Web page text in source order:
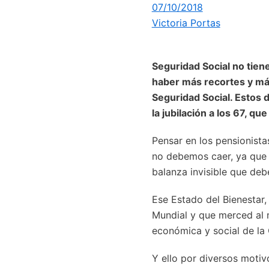
07/10/2018
Victoria Portas
Seguridad Social no
haber más recortes y
Seguridad Social. Estos
la jubilación a los 67,
Pensar en los
no debemos caer, ya
balanza invisible que
Ese Estado del
Mundial y que merced al
económica y social de
Y ello por diversos